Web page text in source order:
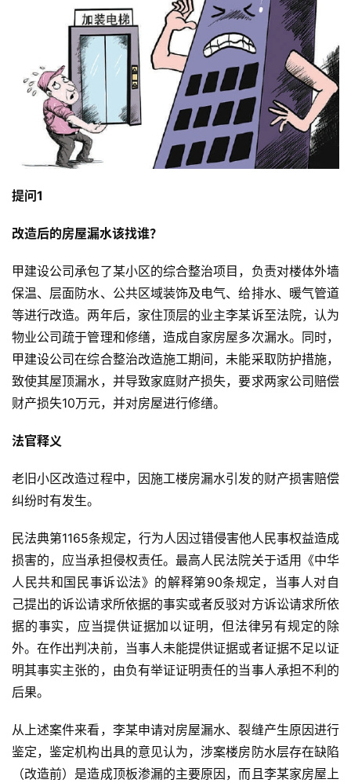
提问1
改造后的房屋漏水该找谁？
甲建设公司承包了某小区的综合整治项目，负责对楼体外墙
保温、层面防水、公共区域装饰及电气、给排水、暖气管道
等进行改造。两年后，家住顶层的业主李某诉至法院，认为
物业公司疏于管理和修缮，造成自家房屋多次漏水。同时，
甲建设公司在综合整治改造施工期间，未能采取防护措施，
致使其屋顶漏水，并导致家庭财产损失，要求两家公司赔偿
财产损失10万元，并对房屋进行修缮。
法官释义
老旧小区改造过程中，因施工楼房漏水引发的财产损害赔偿
纠纷时有发生。
民法典第1165条规定，行为人因过错侵害他人民事权益造成
损害的，应当承担侵权责任。最高人民法院关于适用《中华
人民共和国民事诉讼法》的解释第90条规定，当事人对自
己提出的诉讼请求所依据的事实或者反驳对方诉讼请求所依
据的事实，应当提供证据加以证明，但法律另有规定的除
外。在作出判决前，当事人未能提供证据或者证据不足以证
明其事实主张的，由负有举证证明责任的当事人承担不利的
后果。
从上述案件来看，李某申请对房屋漏水、裂缝产生原因进行
鉴定，鉴定机构出具的意见认为，涉案楼房防水层存在缺陷
（改造前）是造成顶板渗漏的主要原因，而且李某家房屋上